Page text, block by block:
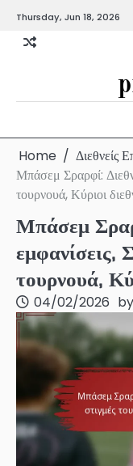
content
Thursday, Jun 18, 2026
Home
Διεθνείς
Μπάσεμ Σραρφί:
τουρνουά, Κύριοι
Μπάσεμ
εμφανίσεις,
τουρνουά,
04/02/2026 by